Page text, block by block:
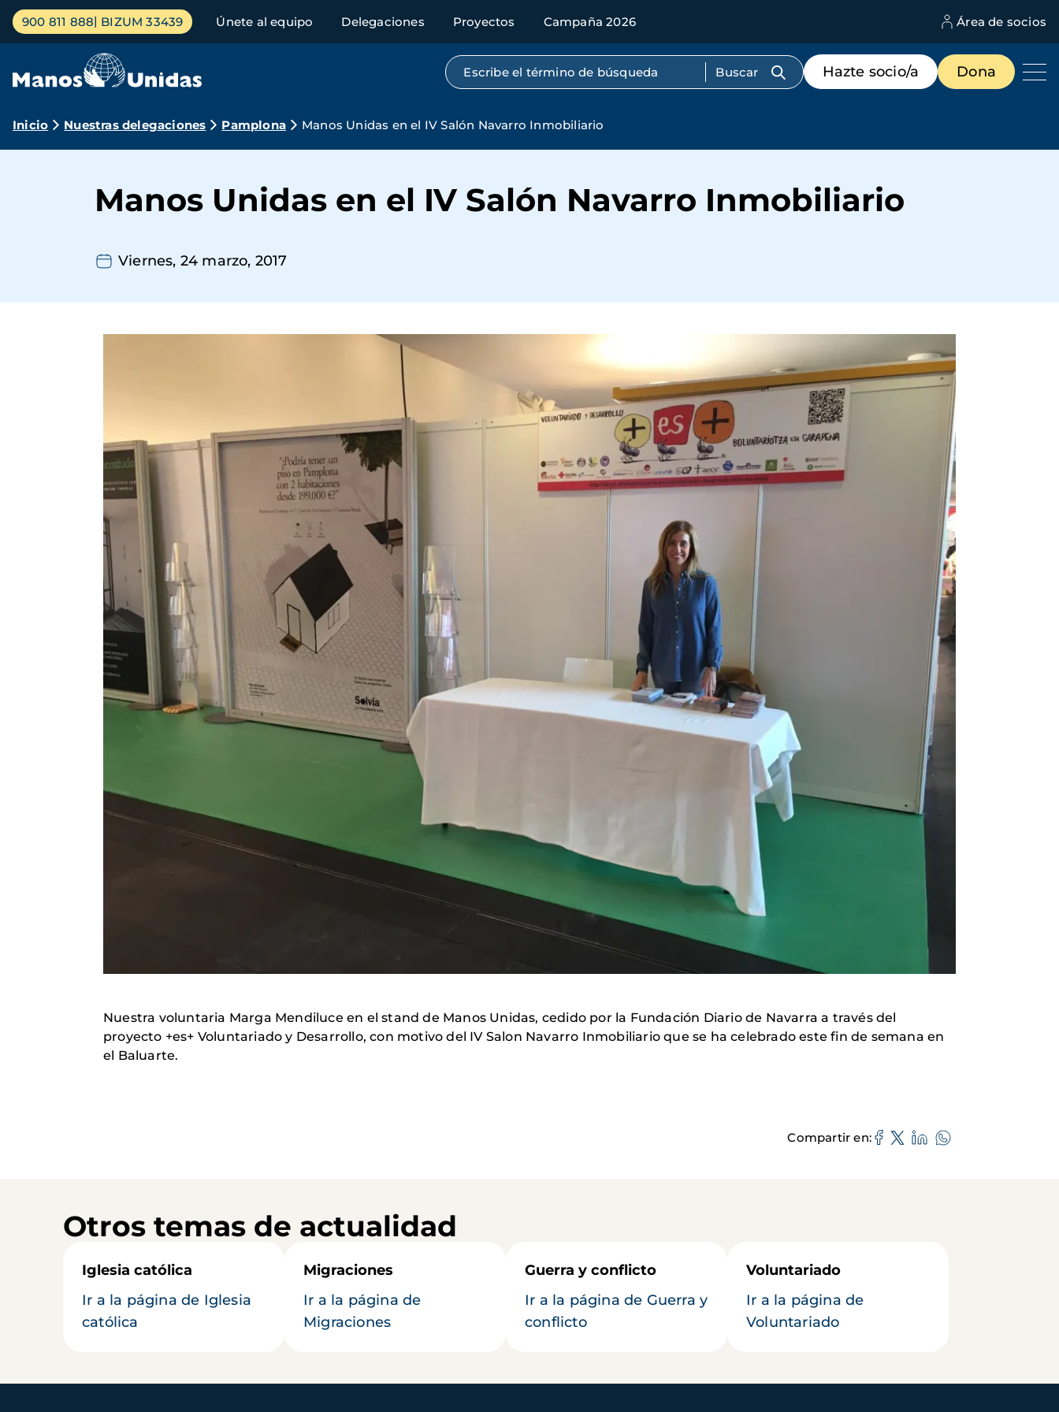
Pasar
contenido
Menú
principal
900 811 888 BIZUM 33439 Únete al equipo Delegaciones Proyectos Campaña 2026 Área de socios
Búsqueda por texto completo
Menú
de
destacados
Hazte socio/a Dona
Ruta
navegación
Inicio Nuestras delegaciones Pamplona Manos Unidas en el IV Salón Navarro Inmobiliario
Manos Unidas en el IV Salón Navarro Inmobiliario
Viernes, 24 marzo, 2017
Nuestra voluntaria Marga Mendiluce en el stand de Manos Unidas, cedido por la Fundación Diario de Navarra a través del
proyecto +es+ Voluntariado y Desarrollo, con motivo del IV Salon Navarro Inmobiliario que se ha celebrado este fin de semana en
el Baluarte.
Compartir en
Otros temas de actualidad
Iglesia católica
Ir a la página de Iglesia
católica
Migraciones
Ir a la página de
Migraciones
Guerra y conflicto
Ir a la página de Guerra y
conflicto
Voluntariado
Ir a la página de
Voluntariado